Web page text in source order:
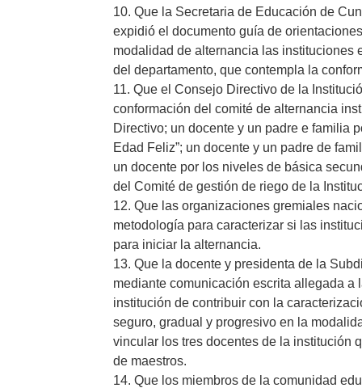
10. Que la Secretaria de Educación de
expidió el documento guía de
modalidad de alternancia las instituciones
del departamento, que contempla la
11. Que el Consejo Directivo de la
conformación del comité de alternancia
Directivo; un docente y un padre e familia
Edad Feliz”; un docente y un padre de
un docente por los niveles de básica
del Comité de gestión de riego de la
12. Que las organizaciones gremiales
metodología para caracterizar si las
para iniciar la alternancia.
13. Que la docente y presidenta de la
mediante comunicación escrita allegada a
institución de contribuir con la
seguro, gradual y progresivo en la
vincular los tres docentes de la institución
de maestros.
14. Que los miembros de la comunidad